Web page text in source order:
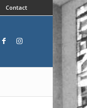
Contact